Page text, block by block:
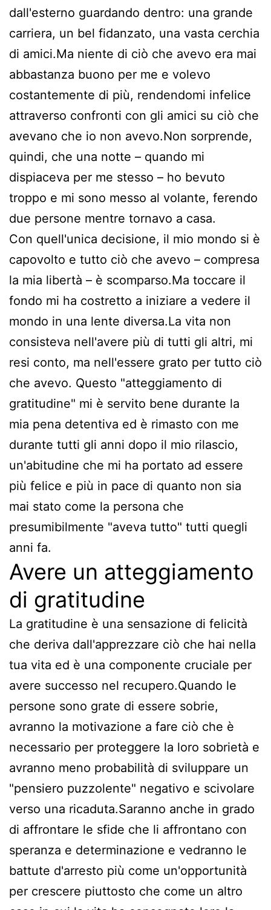
dall'esterno guardando dentro: una grande
carriera, un bel fidanzato, una vasta cerchia
di amici.Ma niente di ciò che avevo era mai
abbastanza buono per me e volevo
costantemente di più, rendendomi infelice
attraverso confronti con gli amici su ciò che
avevano che io non avevo.Non sorprende,
quindi, che una notte – quando mi
dispiaceva per me stesso – ho bevuto
troppo e mi sono messo al volante, ferendo
due persone mentre tornavo a casa.
Con quell'unica decisione, il mio mondo si è
capovolto e tutto ciò che avevo – compresa
la mia libertà – è scomparso.Ma toccare il
fondo mi ha costretto a iniziare a vedere il
mondo in una lente diversa.La vita non
consisteva nell'avere più di tutti gli altri, mi
resi conto, ma nell'essere grato per tutto ciò
che avevo. Questo "atteggiamento di
gratitudine" mi è servito bene durante la
mia pena detentiva ed è rimasto con me
durante tutti gli anni dopo il mio rilascio,
un'abitudine che mi ha portato ad essere
più felice e più in pace di quanto non sia
mai stato come la persona che
presumibilmente "aveva tutto" tutti quegli
anni fa.
Avere un atteggiamento
di gratitudine
La gratitudine è una sensazione di felicità
che deriva dall'apprezzare ciò che hai nella
tua vita ed è una componente cruciale per
avere successo nel recupero.Quando le
persone sono grate di essere sobrie,
avranno la motivazione a fare ciò che è
necessario per proteggere la loro sobrietà e
avranno meno probabilità di sviluppare un
"pensiero puzzolente" negativo e scivolare
verso una ricaduta.Saranno anche in grado
di affrontare le sfide che li affrontano con
speranza e determinazione e vedranno le
battute d'arresto più come un'opportunità
per crescere piuttosto che come un altro